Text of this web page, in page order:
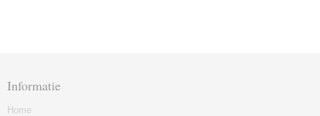
Informatie
Home